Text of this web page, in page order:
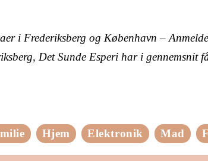
i Frederiksberg og København –
Det Sunde Esperi har i gennemsnit
Hjem Elektronik Mad